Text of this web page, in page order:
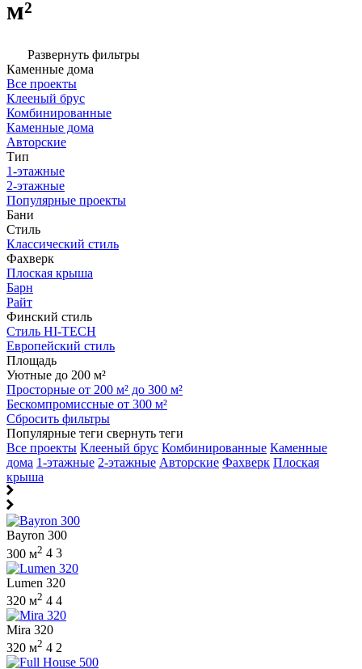
м²
Развернуть фильтры
Каменные дома
Все проекты
Клееный брус
Комбинированные
Каменные дома
Авторские
Тип
1-этажные
2-этажные
Популярные проекты
Бани
Стиль
Классический стиль
Фахверк
Плоская крыша
Барн
Райт
Финский стиль
Стиль HI-TECH
Европейский стиль
Площадь
Уютные до 200 м²
Просторные от 200 м² до 300 м²
Бескомпромиссные от 300 м²
Сбросить фильтры
Популярные теги свернуть теги
Все проекты Клееный брус Комбинированные Каменные
дома 1-этажные 2-этажные Авторские Фахверк Плоская
крыша
Bayron 300
300 м2 4 3
Lumen 320
320 м2 4 4
Mira 320
320 м2 4 2